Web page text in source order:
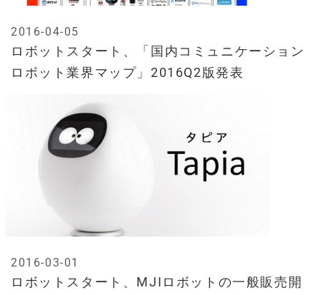
ロボットスタート、「国内コミュニケーション
ロボット業界マップ」2016Q2版発表
2016-04-05
ロボットスタート、MJIロボットの一般販売開
2016-03-01